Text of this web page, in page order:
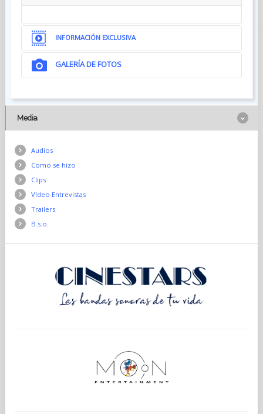
INFORMACIÓN EXCLUSIVA
GALERÍA DE FOTOS
Media
Audios
Como se hizo
Clips
Vídeo Entrevistas
Trailers
B.s.o.